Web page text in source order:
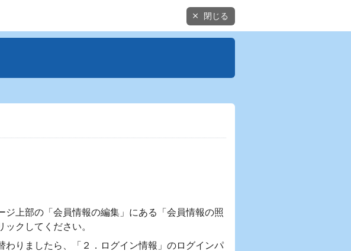
閉じる
ジ上部の「会員情報の編集」にある「会員情報の照
ックしてください。
わりましたら、「２．ログイン情報」のログインパ